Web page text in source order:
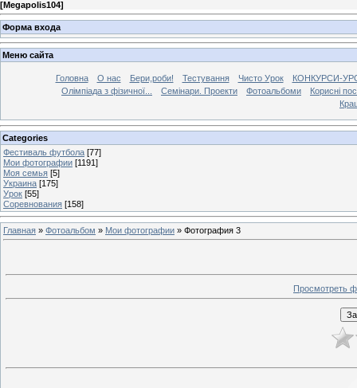
[Megapolis104]
Форма входа
Меню сайта
Головна О нас Бери,роби! Тестування Чисто Урок
КОНКУРСИ-
Олімпіада з фізичної...
Семінари. Проекти Фотоальбоми
Корисні
Categories
Фестиваль футбола [77]
Мои фотографии [1191]
Моя семья [5]
Украина [175]
Урок [55]
Соревнования [158]
Главная » Фотоальбом » Мои фотографии » Фотография 3
Просмотреть